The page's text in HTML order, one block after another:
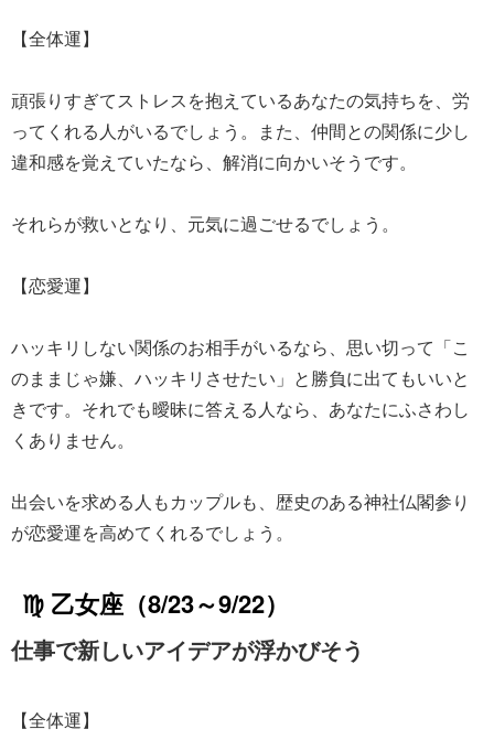
【全体運】
頑張りすぎてストレスを抱えているあなたの気持ちを、労
ってくれる人がいるでしょう。また、仲間との関係に少し
違和感を覚えていたなら、解消に向かいそうです。
それらが救いとなり、元気に過ごせるでしょう。
【恋愛運】
ハッキリしない関係のお相手がいるなら、思い切って「こ
のままじゃ嫌、ハッキリさせたい」と勝負に出てもいいと
きです。それでも曖昧に答える人なら、あなたにふさわし
くありません。
出会いを求める人もカップルも、歴史のある神社仏閣参り
が恋愛運を高めてくれるでしょう。
♍ 乙女座（8/23～9/22）
仕事で新しいアイデアが浮かびそう
【全体運】